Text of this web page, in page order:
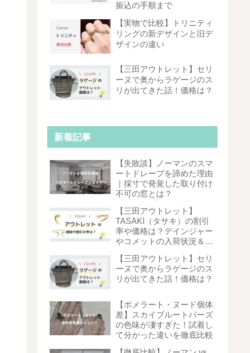
振込の手順まで
【実物で比較】トリニティ
リングの新デザインと旧デ
ザインの違い
【三田アウトレット】セリ
ーヌで奥からラゲージのス
リが出てきた話！価格は？
新着記事
【失敗談】ノーマンのスマ
ートドレープを諦めた理由
｜採寸で発覚した取り付け
不可の窓とは？
【三田アウトレット】
TASAKI（タサキ）の割引
率や価格は？デインジャー
やコメットの入荷状況＆お
【三田アウトレット】セリ
ーヌで奥からラゲージのス
リが出てきた話！価格は？
【ポメラート・ヌード個体
差】スカイブルートパーズ
の色味が凄すぎた！試着し
て分かった違いを徹底比較